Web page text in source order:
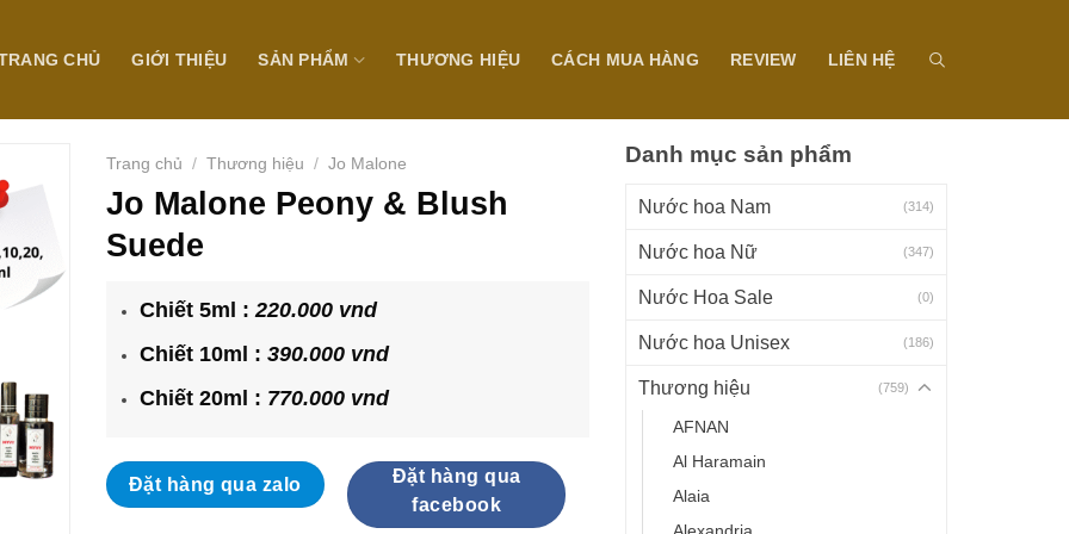
CHỦ GIỚI THIỆU SẢN PHẨM THƯƠNG HIỆU CÁCH MUA HÀNG REVIEW LIÊN HỆ
Danh mục sản phẩm
Nước hoa Nam (314)
Nước hoa Nữ (347)
Nước Hoa Sale (0)
Nước hoa Unisex (186)
Thương hiệu (759)
AFNAN
Al Haramain
Alaia
Trang chủ / Thương hiệu / Jo Malone
Jo Malone Peony & Blush
Suede
Chiết 5ml :220.000 vnd
Chiết 10ml :390.000 vnd
Chiết 20ml : 770.000 vnd
Đặt hàng qua zalo
Đặt hàng qua
facebook